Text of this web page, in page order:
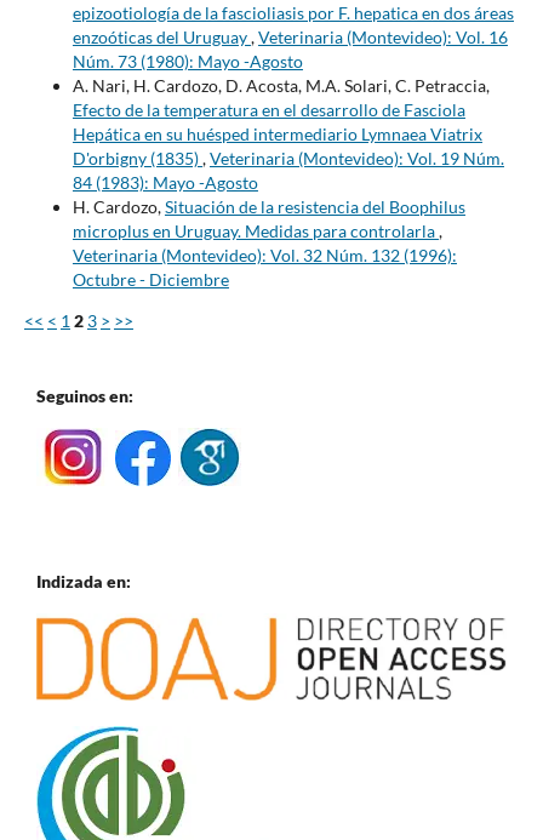
epizootiología de la fascioliasis por F. hepatica en dos áreas
enzoóticas del Uruguay,Veterinaria (Montevideo): Vol. 16
Núm. 73 (1980): Mayo -Agosto
A. Nari, H. Cardozo, D. Acosta, M.A. Solari, C. Petraccia,
Efecto de la temperatura en el desarrollo de Fasciola
Hepática en su huésped intermediario Lymnaea Viatrix
D'orbigny (1835),Veterinaria (Montevideo): Vol. 19 Núm.
84 (1983): Mayo -Agosto
H. Cardozo,Situación de la resistencia del Boophilus
microplus en Uruguay. Medidas para controlarla,
Veterinaria (Montevideo): Vol. 32 Núm. 132 (1996):
Octubre - Diciembre
<< < 1 2 3 > >>
Seguinos en:
Indizada en: